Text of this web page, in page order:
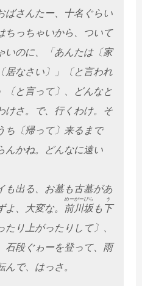
さんたー、十名ぐらい
ちっちゃいから、ついて
いのに、「あんたは〔家
居なさい〕」〔と言われ
〔と言って〕、どんなと
けさ。で、行くわけ。そ
ち〔帰って〕来るまで
んかね。どんなに遠い
出る、お墓も古墓があ
、大変な。 前
めー
川
がー
坂
びら
も 下
う
たり上がったりして〕、
石段ぐゎーを登って、雨
で、はっさ。